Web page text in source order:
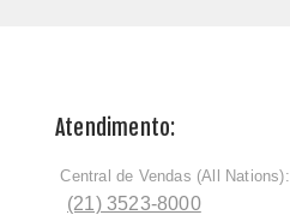
Atendimento:
ﾠCentral de Vendas (All Nations):
(21) 3523-8000